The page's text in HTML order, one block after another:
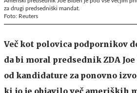
za drugi predsedniški mandat.
Foto: Reuters
Več kot polovica podpornikov
da bi moral predsednik ZDA
od kandidature za ponovno
ki jo je objavilo več ameriških